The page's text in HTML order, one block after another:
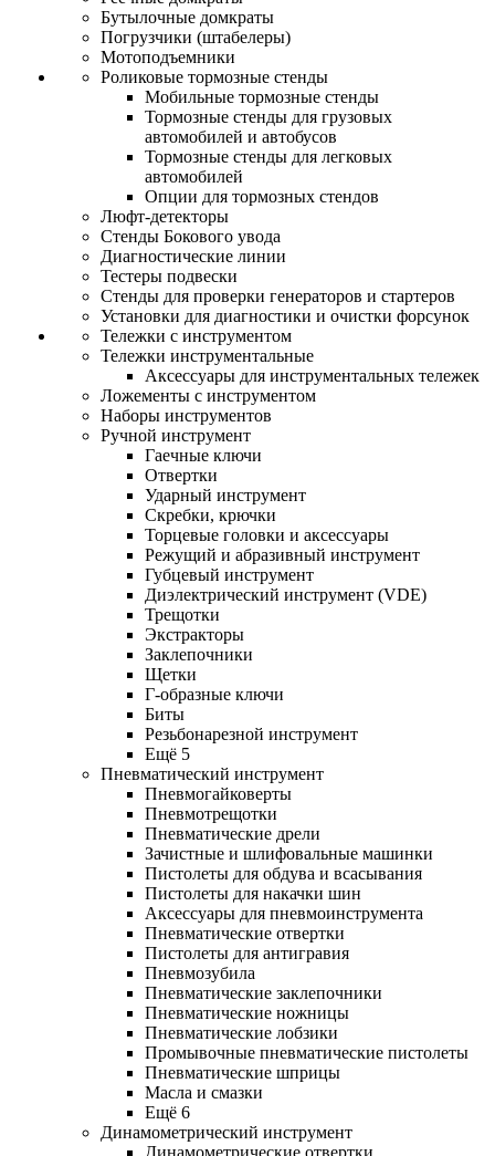
Бутылочные домкраты
Погрузчики (штабелеры)
Мотоподъемники
Роликовые тормозные стенды
Мобильные тормозные стенды
Тормозные стенды для грузовых
автомобилей и автобусов
Тормозные стенды для легковых
автомобилей
Опции для тормозных стендов
Люфт-детекторы
Стенды Бокового увода
Диагностические линии
Тестеры подвески
Стенды для проверки генераторов и стартеров
Установки для диагностики и очистки форсунок
Тележки с инструментом
Тележки инструментальные
Аксессуары для инструментальных тележек
Ложементы с инструментом
Наборы инструментов
Ручной инструмент
Гаечные ключи
Отвертки
Ударный инструмент
Скребки, крючки
Торцевые головки и аксессуары
Режущий и абразивный инструмент
Губцевый инструмент
Диэлектрический инструмент (VDE)
Трещотки
Экстракторы
Заклепочники
Щетки
Г-образные ключи
Биты
Резьбонарезной инструмент
Ещё 5
Пневматический инструмент
Пневмогайковерты
Пневмотрещотки
Пневматические дрели
Зачистные и шлифовальные машинки
Пистолеты для обдува и всасывания
Пистолеты для накачки шин
Аксессуары для пневмоинструмента
Пневматические отвертки
Пистолеты для антигравия
Пневмозубила
Пневматические заклепочники
Пневматические ножницы
Пневматические лобзики
Промывочные пневматические пистолеты
Пневматические шприцы
Масла и смазки
Ещё 6
Динамометрический инструмент